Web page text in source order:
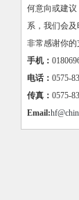
何意向或建
系，我们会及
非常感谢你的
手机：
电话： 0575-
传真： 0575-
Email: